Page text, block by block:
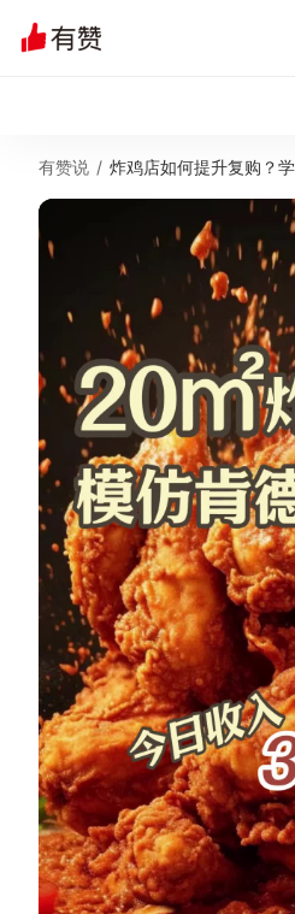
私域日历 增
有
有赞成功案例 新
面对面聊增长
有赞春季发布会 实
新零售大会 新
新零售私享会 门
AllValue 战
增长产品指南
智库 产
产品更新动态 帮
行业洞察
品牌消费观 行
有赞说 / 炸鸡店如何提升复购？